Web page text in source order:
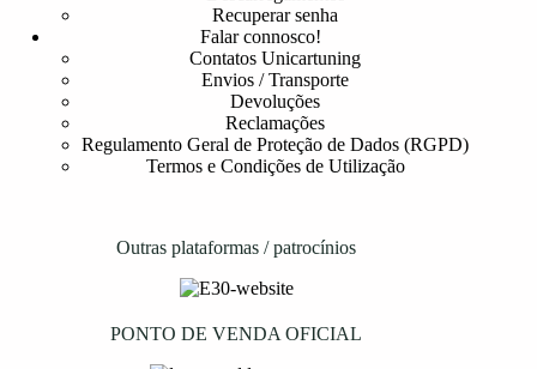
Recuperar senha
Falar connosco!
Contatos Unicartuning
Envios / Transporte
Devoluções
Reclamações
Regulamento Geral de Proteção de Dados (RGPD)
Termos e Condições de Utilização
Outras plataformas / patrocínios
PONTO DE VENDA OFICIAL